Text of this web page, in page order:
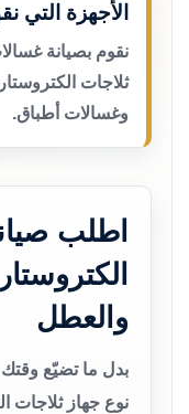
الأجهزة التي
نقوم بصيانة
ثلاجات
وغسالات أطباق.
اطلب
والعطل
بدل ما تضيّع
نوع جهاز ثلاجات